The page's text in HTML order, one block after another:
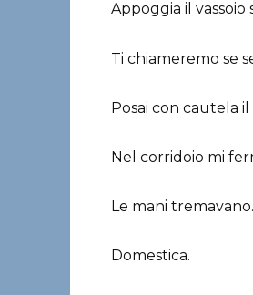
Appoggia il vassoio
Ti chiameremo se
Posai con cautela
Nel corridoio mi
Le mani tremavano.
Domestica.